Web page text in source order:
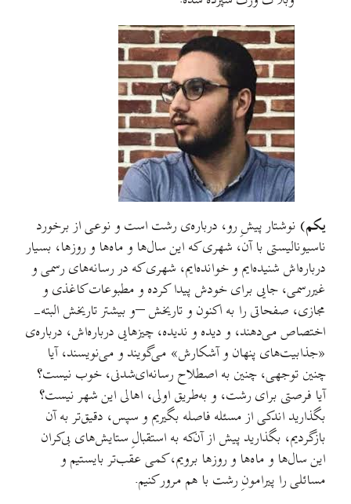
یکم) نوشتار پیشِ رو، درباره‌ی رشت است و نوعی از برخورد
ناسیونالیستی با آن، شهری که این سال‌ها و ماه‌ها و روزها، بسیار
درباره‌اش شنیده‌ایم و خوانده‌ایم، شهری که در رسانه‌های رسمی و
غیررسمی، جایی برای خودش پیدا کرده و مطبوعات کاغذی و
مجازی، صفحاتی را به اکنون و تاریخش –و بیشتر تاریخش البته-
اختصاص می‌دهند، و دیده و ندیده، چیزهایی درباره‌اش، درباره‌‌ی
«جذابیت‌های پنهان و آشکارش» می‌گویند و می‌نویسند، آیا
چنین توجهی، چنین به اصطلاح رسانه‌ای‌شدنی، خوب نیست؟
آیا فرصتی برای رشت، و به‌طریق اولی، اهالی این شهر نیست؟
بگذارید اندکی از مسئله فاصله بگیریم و سپس، دقیق‌تر به آن
بازگردیم، بگذارید پیش از آن‌که به استقبالِ ستایش‌های بی‌کران
این سال‌ها و ماه‌ها و روزها برویم، کمی عقب‌تر بایستیم و
مسائلی را پیرامونِ رشت با هم مرور کنیم.